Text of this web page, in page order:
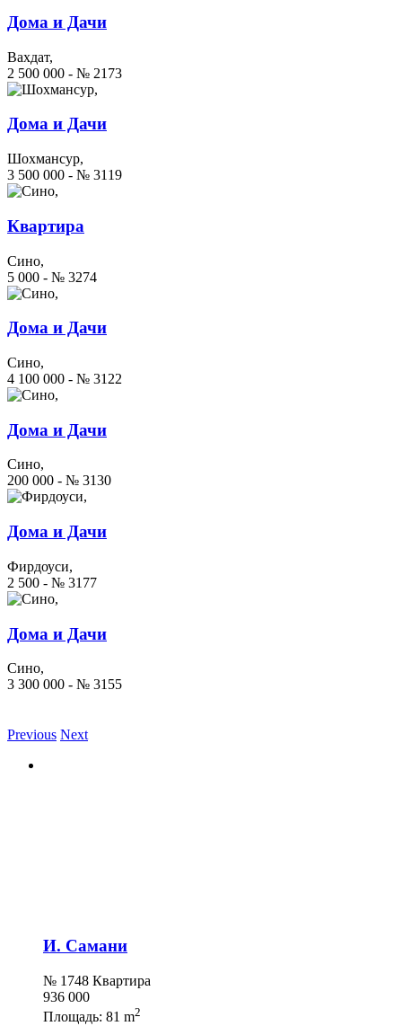
Дома и Дачи
Вахдат,
2 500 000 - № 2173
Дома и Дачи
Шохмансур,
3 500 000 - № 3119
Квартира
Сино,
5 000 - № 3274
Дома и Дачи
Сино,
4 100 000 - № 3122
Дома и Дачи
Сино,
200 000 - № 3130
Дома и Дачи
Фирдоуси,
2 500 - № 3177
Дома и Дачи
Сино,
3 300 000 - № 3155
Previous Next
И. Самани
№ 1748 Квартира
936 000
Площадь: 81 m2